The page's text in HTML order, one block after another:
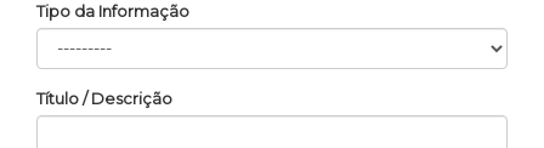
Tipo da Informação
Título / Descrição